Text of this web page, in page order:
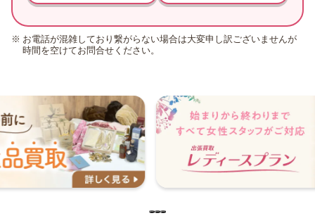
お電話が混雑しており繋がらない場合は大変申し訳ございませんが
時間を空けてお問合せください。